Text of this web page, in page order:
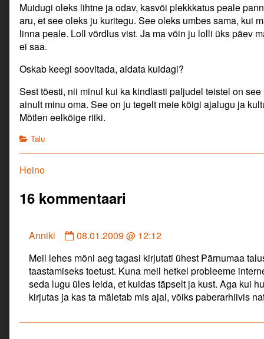
Muidugi oleks lihtne ja odav, kasvõi plekkkatus peale
aru, et see oleks ju kuritegu. See oleks umbes sama, kui
linna peale. Loll võrdlus vist. Ja ma võin ju lolli üks päev
ei saa.
Oskab keegi soovitada, aidata kuidagi?
Sest tõesti, nii minul kui ka kindlasti paljudel teistel on
ainult minu oma. See on ju tegelt meie kõigi ajalugu ja
Mõtlen eelkõige riiki.
Categories
Talu
Navigeerimine
Previous
Heino
16 kommentaari
Anniki
Comment
Anniki
published
on
08.01.2009 @ 12:12
Meil lehes mõni aeg tagasi kirjutati ühest Pärnumaa
taastamiseks toetust. Kuna meil hetkel probleeme
seda lugu üles leida, et kuidas täpselt ja kust. Aga kui
kirjutas ja kas ta mäletab mis ajal, võiks paberarhiivis